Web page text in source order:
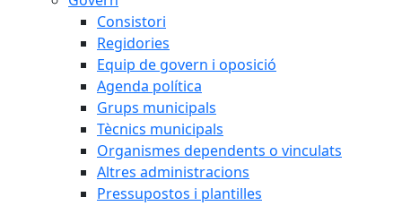
Consistori
Regidories
Equip de govern i oposició
Agenda política
Grups municipals
Tècnics municipals
Organismes dependents o vinculats
Altres administracions
Pressupostos i plantilles